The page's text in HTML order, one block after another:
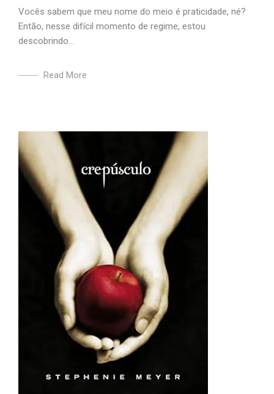
Vocês sabem que meu nome do meio é praticidade, né?
Então, nesse difícil momento de regime, estou
descobrindo...
Read More